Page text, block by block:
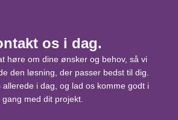
os i dag.
høre om dine ønsker og behov, så vi
den løsning, der passer bedst til dig.
allerede i dag, og lad os komme godt i
gang med dit projekt.